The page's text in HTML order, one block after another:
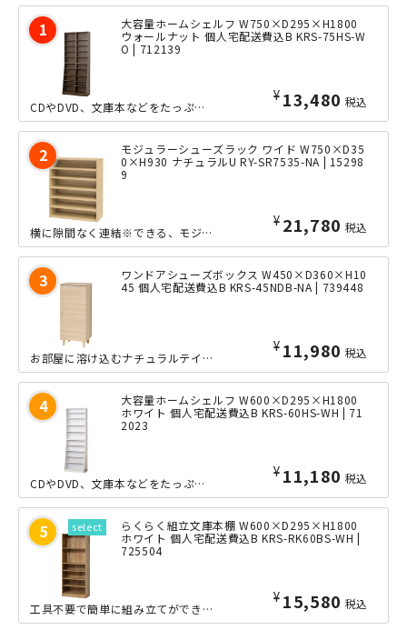
大容量ホームシェルフ W750×D295×H1800
ウォールナット 個人宅配送費込B KRS-75HS-W
O | 712139
¥ 13,480 税込
CDやDVD、文庫本などをたっぷり収納できる、大容量ホームシェルフのW750タイ...
モジュラーシューズラック ワイド W750×D35
0×H930 ナチュラルU RY-SR7535-NA | 15298
9
¥ 21,780 税込
横に隙間なく連結※できる、モジュラーシリーズのシューズラックのワイドタイプです。...
ワンドアシューズボックス W450×D360×H10
45 個人宅配送費込B KRS-45NDB-NA | 739448
¥ 11,980 税込
お部屋に溶け込むナチュラルテイストで扱いやすい、ワンドア型シューズボックスです。...
大容量ホームシェルフ W600×D295×H1800
ホワイト 個人宅配送費込B KRS-60HS-WH | 71
2023
¥ 11,180 税込
CDやDVD、文庫本などをたっぷり収納できる、大容量ホームシェルフのW600タイ...
らくらく組立文庫本棚 W600×D295×H1800
ホワイト 個人宅配送費込B KRS-RK60BS-WH |
725504
¥ 15,580 税込
工具不要で簡単に組み立てができる、高さ1800mmの収納力豊富な文庫本棚の少しワ...